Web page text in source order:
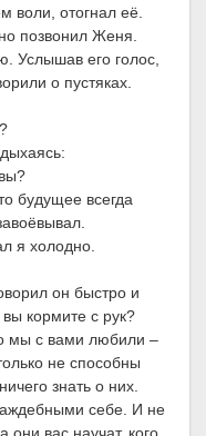
воли, отогнал её.
позвонил Женя.
Услышав его голос,
о пустяках.
будущее всегда
я холодно.
он быстро и
кормите с рук?
мы с вами любили –
не способны
знать о них.
себе. И не